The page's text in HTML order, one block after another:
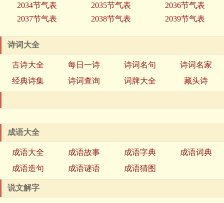
2034节气表
2035节气表
2036节气表
2037节气表
2038节气表 2039节气表
诗词大全
古诗大全 每日一诗 诗词名句
诗词名家
经典诗集
诗词查询 词牌大全 藏头诗
成语大全
成语大全 成语故事 成语字典
成语词典
成语造句
成语谜语 成语猜图
说文解字